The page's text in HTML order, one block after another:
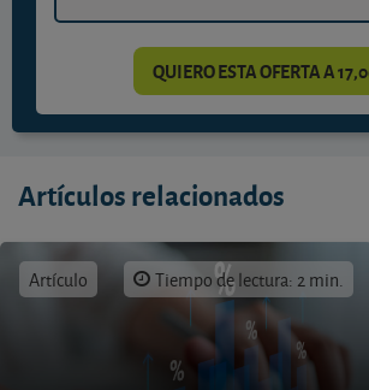
QUIERO ESTA OFERTA A
Artículos relacionados
Artículo Tiempo de lectura: 2 min.